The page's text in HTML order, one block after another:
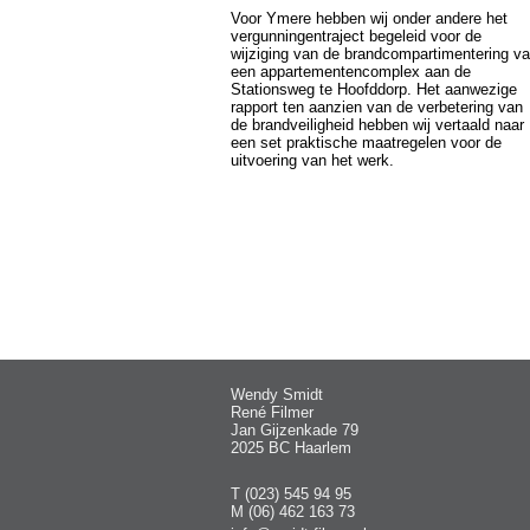
Voor Ymere hebben wij onder andere het
vergunningentraject begeleid voor de
wijziging van de brandcompartimentering
een appartementencomplex aan de
Stationsweg te Hoofddorp. Het aanwezige
rapport ten aanzien van de verbetering van
de brandveiligheid hebben wij vertaald naar
een set praktische maatregelen voor de
uitvoering van het werk.
Wendy Smidt
René Filmer
Jan Gijzenkade 79
2025 BC Haarlem
T (023) 545 94 95
M (06) 462 163 73